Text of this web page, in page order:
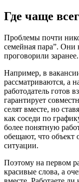
Где чаще
Проблемы почти
семейная пара”. Они
проговорили заранее.
Например, в
рассматриваются, а
работодатель готов
гарантирует
селят вместе, но
как соседи по
более понятную
обещают, что объект
ситуации.
Поэтому на первом
красивые слова, а